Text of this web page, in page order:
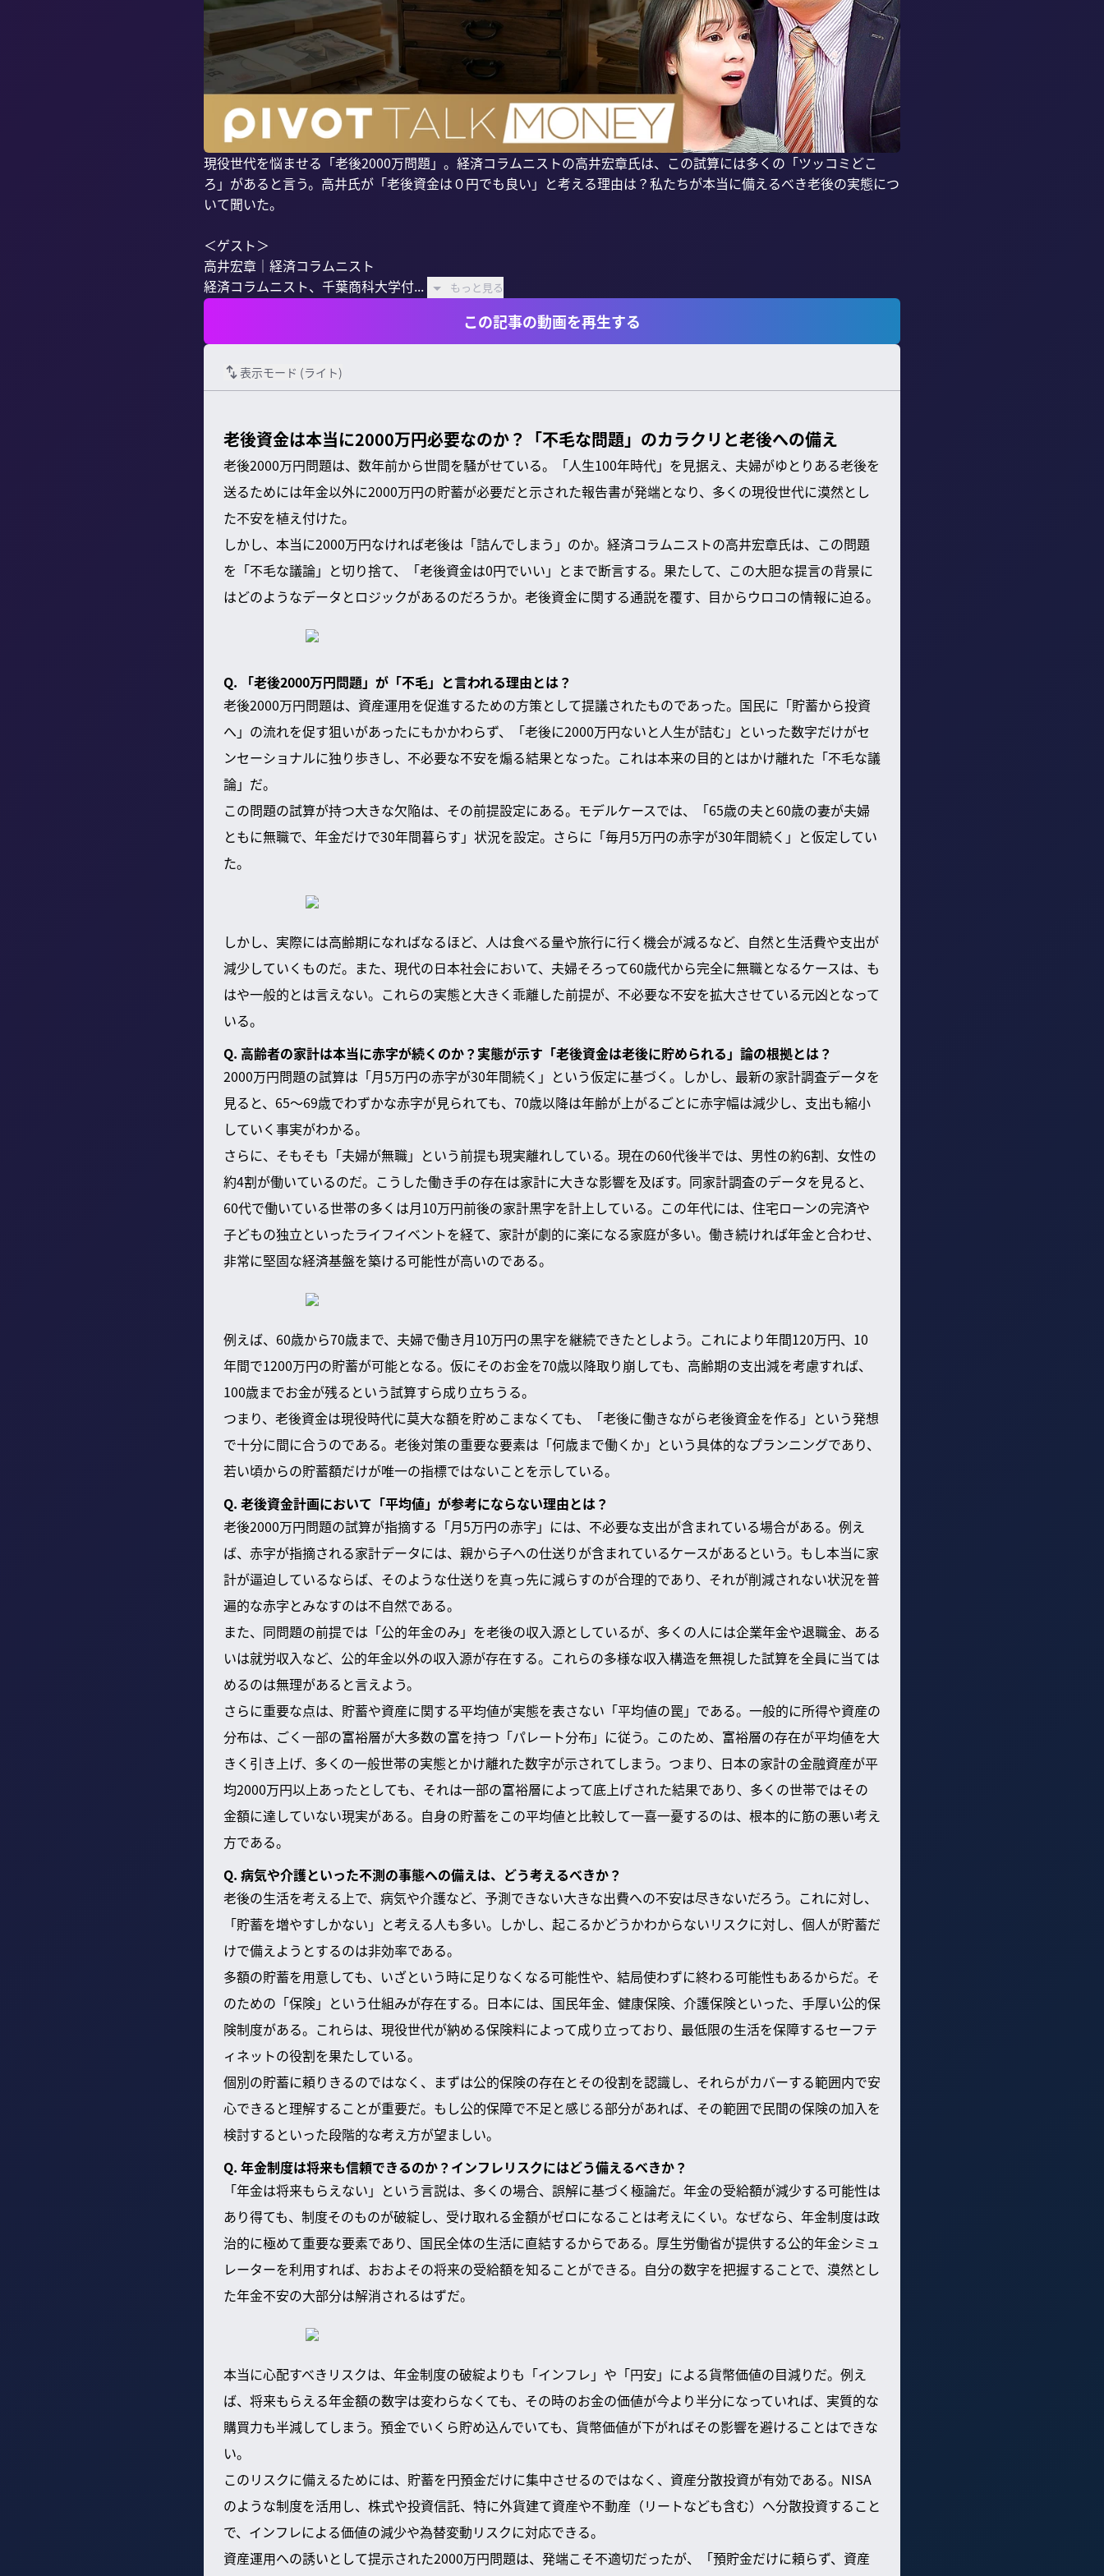
現役世代を悩ませる「老後2000万問題」。経済コラムニストの高井宏章氏は、この試算には多くの「ツッコミどこ
ろ」があると言う。高井氏が「老後資金は０円でも良い」と考える理由は？私たちが本当に備えるべき老後の実態につ
いて聞いた。
＜ゲスト＞
高井宏章｜経済コラムニスト
経済コラムニスト、千葉商科大学付...
もっと見る
この記事の動画を再生する
表示モード (ライト)
老後資金は本当に2000万円必要なのか？「不毛な問題」のカラクリと老後への備え
老後2000万円問題は、数年前から世間を騒がせている。「人生100年時代」を見据え、夫婦がゆとりある老後を
送るためには年金以外に2000万円の貯蓄が必要だと示された報告書が発端となり、多くの現役世代に漠然とし
た不安を植え付けた。
しかし、本当に2000万円なければ老後は「詰んでしまう」のか。経済コラムニストの高井宏章氏は、この問題
を「不毛な議論」と切り捨て、「老後資金は0円でいい」とまで断言する。果たして、この大胆な提言の背景に
はどのようなデータとロジックがあるのだろうか。老後資金に関する通説を覆す、目からウロコの情報に迫る。
Q. 「老後2000万円問題」が「不毛」と言われる理由とは？
老後2000万円問題は、資産運用を促進するための方策として提議されたものであった。国民に「貯蓄から投資
へ」の流れを促す狙いがあったにもかかわらず、「老後に2000万円ないと人生が詰む」といった数字だけがセ
ンセーショナルに独り歩きし、不必要な不安を煽る結果となった。これは本来の目的とはかけ離れた「不毛な議
論」だ。
この問題の試算が持つ大きな欠陥は、その前提設定にある。モデルケースでは、「65歳の夫と60歳の妻が夫婦
ともに無職で、年金だけで30年間暮らす」状況を設定。さらに「毎月5万円の赤字が30年間続く」と仮定してい
た。
しかし、実際には高齢期になればなるほど、人は食べる量や旅行に行く機会が減るなど、自然と生活費や支出が
減少していくものだ。また、現代の日本社会において、夫婦そろって60歳代から完全に無職となるケースは、も
はや一般的とは言えない。これらの実態と大きく乖離した前提が、不必要な不安を拡大させている元凶となって
いる。
Q. 高齢者の家計は本当に赤字が続くのか？実態が示す「老後資金は老後に貯められる」論の根拠とは？
2000万円問題の試算は「月5万円の赤字が30年間続く」という仮定に基づく。しかし、最新の家計調査データを
見ると、65〜69歳でわずかな赤字が見られても、70歳以降は年齢が上がるごとに赤字幅は減少し、支出も縮小
していく事実がわかる。
さらに、そもそも「夫婦が無職」という前提も現実離れしている。現在の60代後半では、男性の約6割、女性の
約4割が働いているのだ。こうした働き手の存在は家計に大きな影響を及ぼす。同家計調査のデータを見ると、
60代で働いている世帯の多くは月10万円前後の家計黒字を計上している。この年代には、住宅ローンの完済や
子どもの独立といったライフイベントを経て、家計が劇的に楽になる家庭が多い。働き続ければ年金と合わせ、
非常に堅固な経済基盤を築ける可能性が高いのである。
例えば、60歳から70歳まで、夫婦で働き月10万円の黒字を継続できたとしよう。これにより年間120万円、10
年間で1200万円の貯蓄が可能となる。仮にそのお金を70歳以降取り崩しても、高齢期の支出減を考慮すれば、
100歳までお金が残るという試算すら成り立ちうる。
つまり、老後資金は現役時代に莫大な額を貯めこまなくても、「老後に働きながら老後資金を作る」という発想
で十分に間に合うのである。老後対策の重要な要素は「何歳まで働くか」という具体的なプランニングであり、
若い頃からの貯蓄額だけが唯一の指標ではないことを示している。
Q. 老後資金計画において「平均値」が参考にならない理由とは？
老後2000万円問題の試算が指摘する「月5万円の赤字」には、不必要な支出が含まれている場合がある。例え
ば、赤字が指摘される家計データには、親から子への仕送りが含まれているケースがあるという。もし本当に家
計が逼迫しているならば、そのような仕送りを真っ先に減らすのが合理的であり、それが削減されない状況を普
遍的な赤字とみなすのは不自然である。
また、同問題の前提では「公的年金のみ」を老後の収入源としているが、多くの人には企業年金や退職金、ある
いは就労収入など、公的年金以外の収入源が存在する。これらの多様な収入構造を無視した試算を全員に当ては
めるのは無理があると言えよう。
さらに重要な点は、貯蓄や資産に関する平均値が実態を表さない「平均値の罠」である。一般的に所得や資産の
分布は、ごく一部の富裕層が大多数の富を持つ「パレート分布」に従う。このため、富裕層の存在が平均値を大
きく引き上げ、多くの一般世帯の実態とかけ離れた数字が示されてしまう。つまり、日本の家計の金融資産が平
均2000万円以上あったとしても、それは一部の富裕層によって底上げされた結果であり、多くの世帯ではその
金額に達していない現実がある。自身の貯蓄をこの平均値と比較して一喜一憂するのは、根本的に筋の悪い考え
方である。
Q. 病気や介護といった不測の事態への備えは、どう考えるべきか？
老後の生活を考える上で、病気や介護など、予測できない大きな出費への不安は尽きないだろう。これに対し、
「貯蓄を増やすしかない」と考える人も多い。しかし、起こるかどうかわからないリスクに対し、個人が貯蓄だ
けで備えようとするのは非効率である。
多額の貯蓄を用意しても、いざという時に足りなくなる可能性や、結局使わずに終わる可能性もあるからだ。そ
のための「保険」という仕組みが存在する。日本には、国民年金、健康保険、介護保険といった、手厚い公的保
険制度がある。これらは、現役世代が納める保険料によって成り立っており、最低限の生活を保障するセーフテ
ィネットの役割を果たしている。
個別の貯蓄に頼りきるのではなく、まずは公的保険の存在とその役割を認識し、それらがカバーする範囲内で安
心できると理解することが重要だ。もし公的保障で不足と感じる部分があれば、その範囲で民間の保険の加入を
検討するといった段階的な考え方が望ましい。
Q. 年金制度は将来も信頼できるのか？インフレリスクにはどう備えるべきか？
「年金は将来もらえない」という言説は、多くの場合、誤解に基づく極論だ。年金の受給額が減少する可能性は
あり得ても、制度そのものが破綻し、受け取れる金額がゼロになることは考えにくい。なぜなら、年金制度は政
治的に極めて重要な要素であり、国民全体の生活に直結するからである。厚生労働省が提供する公的年金シミュ
レーターを利用すれば、おおよその将来の受給額を知ることができる。自分の数字を把握することで、漠然とし
た年金不安の大部分は解消されるはずだ。
本当に心配すべきリスクは、年金制度の破綻よりも「インフレ」や「円安」による貨幣価値の目減りだ。例え
ば、将来もらえる年金額の数字は変わらなくても、その時のお金の価値が今より半分になっていれば、実質的な
購買力も半減してしまう。預金でいくら貯め込んでいても、貨幣価値が下がればその影響を避けることはできな
い。
このリスクに備えるためには、貯蓄を円預金だけに集中させるのではなく、資産分散投資が有効である。NISA
のような制度を活用し、株式や投資信託、特に外貨建て資産や不動産（リートなども含む）へ分散投資すること
で、インフレによる価値の減少や為替変動リスクに対応できる。
資産運用への誘いとして提示された2000万円問題は、発端こそ不適切だったが、「預貯金だけに頼らず、資産